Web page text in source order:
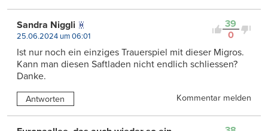
39
0
Sandra Niggli
25.06.2024 um 06:01
Ist nur noch ein einziges Trauerspiel mit dieser Migros.
Kann man diesen Saftladen nicht endlich schliessen?
Danke.
Antworten Kommentar melden